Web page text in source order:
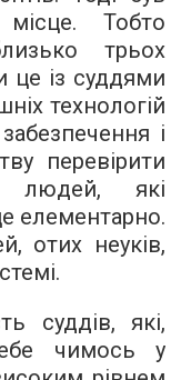
Тобто
трьох
це із суддями
технологій
і
перевірити
людей, які
елементарно.
отих неуків,
суддів, які,
чимось у